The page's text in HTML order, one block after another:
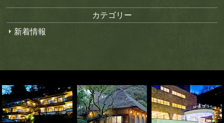
カテゴリー
新着情報